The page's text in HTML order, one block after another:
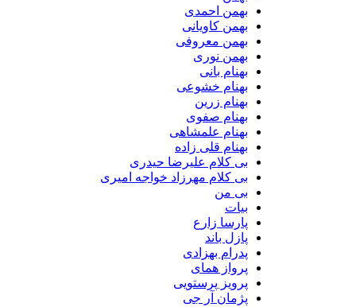
بهمن احمدی
بهمن کاویانی
بهمن معروفی
بهمن نوری
بهنام بانی
بهنام خشوعی
بهنام زرین
بهنام صفوی
بهنام علمشاهی
بهنام قلی زاده
بی کلام علیرضا حیدری
بی کلام مهرزاد خواجه امیری
پارسا زارع
پازل باند
پدرام بهزادی
پرواز همای
پرویز پرستویی
پژمان آر جی